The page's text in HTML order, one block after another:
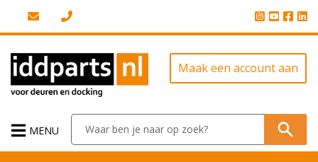
Maak een account aan
MENU